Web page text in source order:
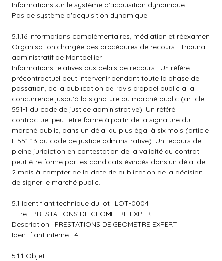
Informations sur le système d'acquisition dynamique :
Pas de système d'acquisition dynamique
5.1.16 Informations complémentaires, médiation et réexamen
Organisation chargée des procédures de recours : Tribunal
administratif de Montpellier
Informations relatives aux délais de recours : Un référé
précontractuel peut intervenir pendant toute la phase de
passation, de la publication de l'avis d'appel public à la
concurrence jusqu'à la signature du marché public (article L
551-1 du code de justice administrative). Un référé
contractuel peut être formé à partir de la signature du
marché public, dans un délai au plus égal à six mois (article
L 551-13 du code de justice administrative). Un recours de
pleine juridiction en contestation de la validité du contrat
peut être formé par les candidats évincés dans un délai de
2 mois à compter de la date de publication de la décision
de signer le marché public.
5.1 Identifiant technique du lot : LOT-0004
Titre : PRESTATIONS DE GEOMETRE EXPERT
Description : PRESTATIONS DE GEOMETRE EXPERT
Identifiant interne : 4
5.1.1 Objet